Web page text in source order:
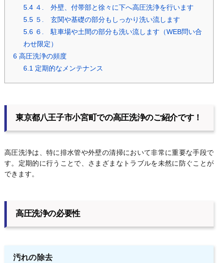
5.4４. 外壁、付帯部と徐々に下へ高圧洗浄を行います
5.5５. 玄関や基礎の部分もしっかり洗い流します
5.6６. 駐車場や土間の部分も洗い流します（WEB問い合
わせ限定）
6高圧洗浄の頻度
6.1 定期的なメンテナンス
東京都八王子市小宮町での高圧洗浄のご紹介です！
高圧洗浄は、特に排水管や外壁の清掃において非常に重要な手段で
す。定期的に行うことで、さまざまなトラブルを未然に防ぐことが
できます。
高圧洗浄の必要性
汚れの除去